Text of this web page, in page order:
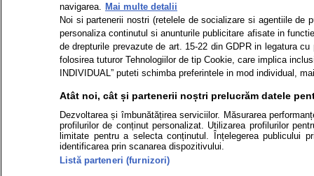
navigarea. Mai multe detalii
Noi si partenerii nostri (retelele de socializare si agentiile de
personaliza continutul si anunturile publicitare afisate in
de drepturile prevazute de art. 15-22 din GDPR in legatura
folosirea tuturor Tehnologiilor de tip Cookie, care implica
INDIVIDUAL” puteti schimba preferintele in mod individual,
Atât noi, cât și partenerii noștri prelucrăm datele
Dezvoltarea și îmbunătățirea serviciilor. Măsurarea
profilurilor de conținut personalizat. Utilizarea profilurilor
limitate pentru a selecta conținutul. Înțelegerea
identificarea prin scanarea dispozitivului.
Listă parteneri (furnizori)